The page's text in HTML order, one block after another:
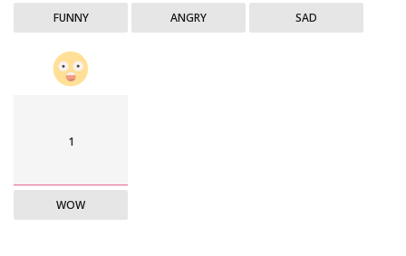
FUNNY ANGRY SAD
1
WOW